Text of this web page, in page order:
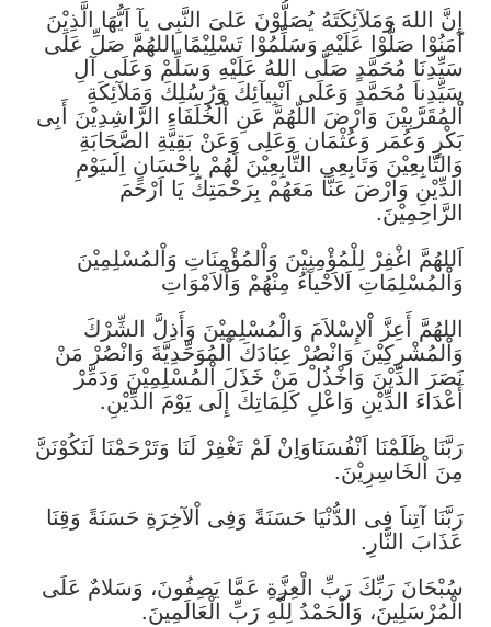
إِنَّ اللهَ وَمَلآئِكَتَهُ يُصَلُّوْنَ عَلىَ النَّبِى يآ اَيُّهَا الَّذِيْنَ
آمَنُوْا صَلُّوْا عَلَيْهِ وَسَلِّمُوْا تَسْلِيْمًا اللهُمَّ صَلِّ عَلَى
سَيِّدِنَا مُحَمَّدٍ صَلَّى اللهُ عَلَيْهِ وَسَلِّمْ وَعَلَى آلِ
سَيِّدِناَ مُحَمَّدٍ وَعَلَى اَنْبِيآئِكَ وَرُسُلِكَ وَمَلآئِكَةِ
اْلمُقَرَّبِيْنَ وَارْضَ اللّهُمَّ عَنِ اْلخُلَفَاءِ الرَّاشِدِيْنَ أَبِى
بَكْرٍ وَعُمَر وَعُثْمَان وَعَلِى وَعَنْ بَقِيَّةِ الصَّحَابَةِ
وَالتَّابِعِيْنَ وَتَابِعِي التَّابِعِيْنَ لَهُمْ بِاِحْسَانٍ اِلَىيَوْمِ
الدِّيْنِ وَارْضَ عَنَّا مَعَهُمْ بِرَحْمَتِكَ يَا اَرْحَمَ
الرَّاحِمِيْنَ.
اَللهُمَّ اغْفِرْ لِلْمُؤْمِنِيْنَ وَاْلمُؤْمِنَاتِ وَاْلمُسْلِمِيْنَ
وَاْلمُسْلِمَاتِ اَلاَحْيآءُ مِنْهُمْ وَاْلاَمْوَاتِ
اللهُمَّ أَعِزَّ اْلإِسْلاَمَ وَالْمُسْلِمِيْنَ وَأَذِلَّ الشِّرْكَ
وَاْلمُشْرِكِيْنَ وَانْصُرْ عِبَادَكَ اْلمُوَحِّدِيَّةَ وَانْصُرْ مَنْ
نَصَرَ الدِّيْنَ وَاخْذُلْ مَنْ خَذَلَ اْلمُسْلِمِيْنَ وَدَمِّرْ
أَعْدَاءَ الدِّيْنِ وَاعْلِ كَلِمَاتِكَ إِلَى يَوْمَ الدِّيْنِ.
رَبَّنَا ظَلَمْنَا اَنْفُسَنَاوَاِنْ لَمْ تَغْفِرْ لَنَا وَتَرْحَمْنَا لَنَكُوْنَنَّ
مِنَ اْلخَاسِرِيْنَ.
رَبَّنَا آتِناَ فِى الدُّنْيَا حَسَنَةً وَفِى اْلآخِرَةِ حَسَنَةً وَقِنَا
عَذَابَ النَّارِ.
سُبْحَانَ رَبِّكَ رَبِّ الْعِزَّةِ عَمَّا يَصِفُونَ، وَسَلامٌ عَلَى
الْمُرْسَلِينَ، وَالْحَمْدُ لِلَّهِ رَبِّ الْعَالَمِينَ.